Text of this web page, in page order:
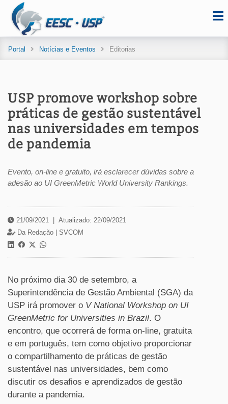
Portal Notícias e Eventos Editorias
USP promove workshop sobre
práticas de gestão sustentável
nas universidades em tempos
de pandemia
Evento, on-line e gratuito, irá esclarecer dúvidas sobre a
adesão ao UI GreenMetric World University Rankings.
21/09/2021
Atualizado: 22/09/2021
Da Redação | SVCOM
No próximo dia 30 de setembro, a
Superintendência de Gestão Ambiental (SGA) da
USP irá promover o V National Workshop on UI
GreenMetric for Universities in Brazil. O
encontro, que ocorrerá de forma on-line, gratuita
e em português, tem como objetivo proporcionar
o compartilhamento de práticas de gestão
sustentável nas universidades, bem como
discutir os desafios e aprendizados de gestão
durante a pandemia.